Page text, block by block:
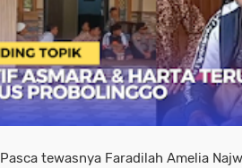
Pasca tewasnya Faradilah Amelia